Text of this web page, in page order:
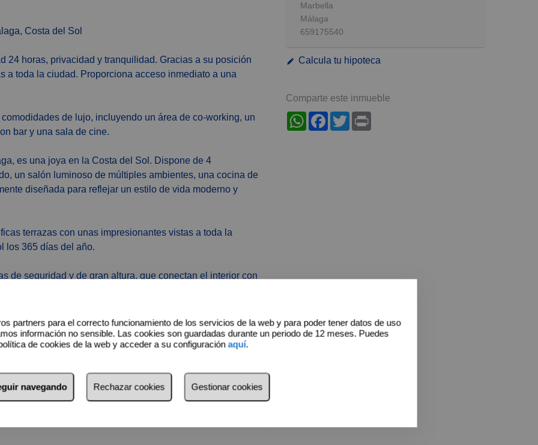
Costa del Sol
24 horas, privacidad y tranquilidad. Gracias a su posición
a toda la ciudad. Proporciona acceso inmediato a una
de lujo, incluyendo un área de co-working, un
bar y una sala de cine.
es una joya en la Costa del Sol. Dispone de 4
un salón luminoso de múltiples ambientes, una cocina de
diseñada para reflejar un estilo de vida moderno y
terrazas con unas impresionantes vistas a toda la
los 365 días del año.
de seguridad y de gran altura, que conectan el interior con
vistas, y creando un ambiente armonioso que irradia
residencia, sino una obra de arte con calidades
a la autopista AP-7 y cercanía a todos los servicios
a solo 13 minutos, Marbella a un cómodo trayecto de
donde podrás ver la Alcazaba, el museo Picasso y
ático moderno y minimalista, donde cada detalle está
Marbella
Málaga
659175540
Calcula tu hipoteca
Comparte este inmueble
WhatsAppFacebook
Twitter
partners para el correcto funcionamiento de los servicios de la web y para poder tener datos de uso
información no sensible. Las cookies son guardadas durante un periodo de 12 meses. Puedes
de cookies de la web y acceder a su configuraciónaquí.
navegando Rechazar cookies Gestionar cookies